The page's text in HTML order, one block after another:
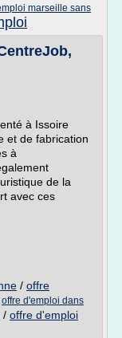
marseille sans
à Issoire
et de fabrication
à
de la
avec ces
/ offre
offre d'emploi dans
/ offre d'emploi